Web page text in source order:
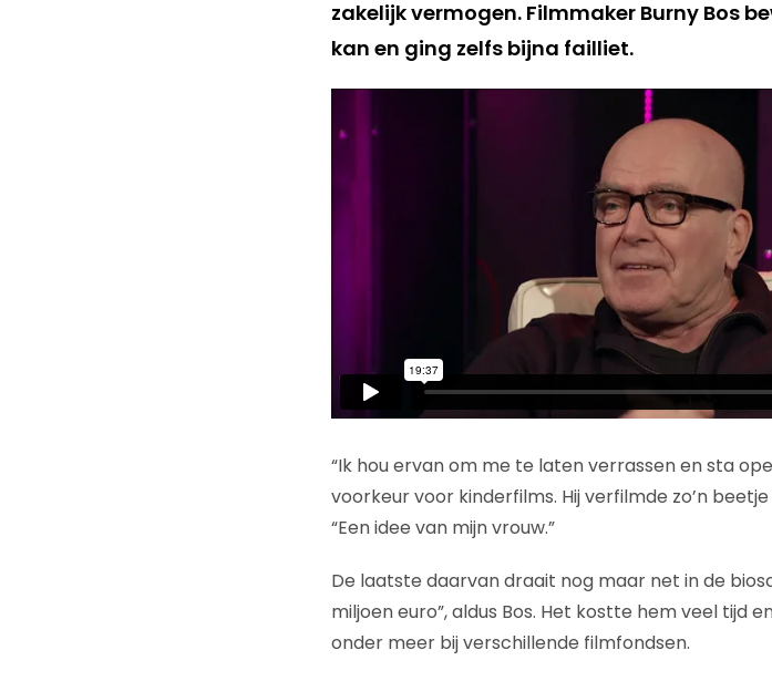
zakelijk vermogen. Filmmaker Burny Bos
kan en ging zelfs bijna failliet.
“Ik hou ervan om me te laten verrassen en sta
voorkeur voor kinderfilms. Hij verfilmde zo’n
“Een idee van mijn vrouw.”
De laatste daarvan draait nog maar net in de
miljoen euro”, aldus Bos. Het kostte hem veel tijd
onder meer bij verschillende filmfondsen.